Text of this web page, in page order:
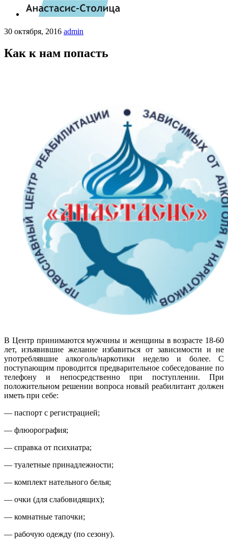
30 октября, 2016 admin
Как к нам попасть
В Центр принимаются мужчины и женщины в возрасте 18-60
лет, изъявившие желание избавиться от зависимости и не
употреблявшие алкоголь/наркотики неделю и более. С
поступающим проводится предварительное собеседование по
телефону и непосредственно при поступлении. При
положительном решении вопроса новый реабилитант должен
иметь при себе:
— паспорт с регистрацией;
— флюорография;
— справка от психиатра;
— туалетные принадлежности;
— комплект нательного белья;
— очки (для слабовидящих);
— комнатные тапочки;
— рабочую одежду (по сезону).